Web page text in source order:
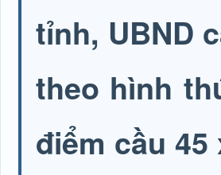
tỉnh, UBND
theo hình
điểm cầu